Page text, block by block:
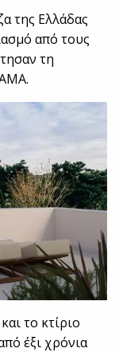
της Ελλάδας
από τους
τη
το κτίριο
έξι χρόνια